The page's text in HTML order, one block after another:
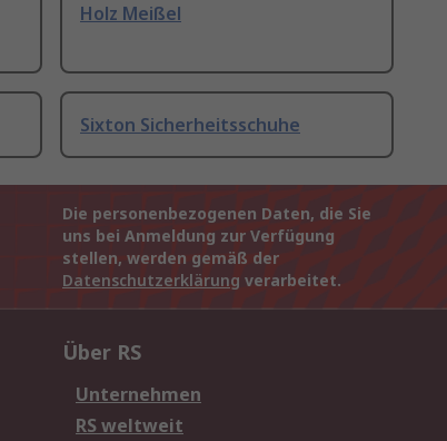
Holz Meißel
Sixton Sicherheitsschuhe
Die personenbezogenen Daten, die Sie
uns bei Anmeldung zur Verfügung
stellen, werden gemäß der
Datenschutzerklärung verarbeitet.
Über RS
Unternehmen
RS weltweit